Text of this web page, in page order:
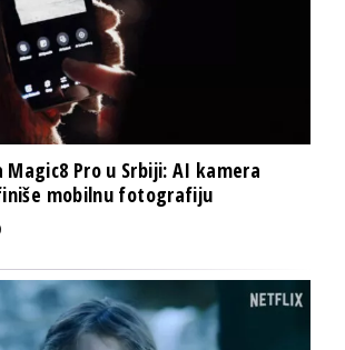
Magic8 Pro u Srbiji: AI kamera
mobilnu fotografiju